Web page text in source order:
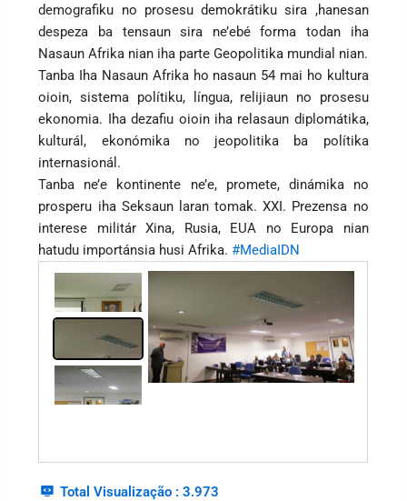
demografiku no prosesu demokrátiku sira ,hanesan
despeza ba tensaun sira ne’ebé forma todan iha
Nasaun Afrika nian iha parte Geopolitika mundial nian.
Tanba Iha Nasaun Afrika ho nasaun 54 mai ho kultura
oioin, sistema polítiku, língua, relijiaun no prosesu
ekonomia. Iha dezafiu oioin iha relasaun diplomátika,
kulturál, ekonómika no jeopolitika ba polítika
internasionál.
Tanba ne’e kontinente ne’e, promete, dinámika no
prosperu iha Seksaun laran tomak. XXI. Prezensa no
interese militár Xina, Rusia, EUA no Europa nian
hatudu importánsia husi Afrika.#MediaIDN
Total Visualização : 3.973